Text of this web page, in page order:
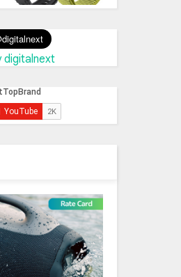
digitalnext